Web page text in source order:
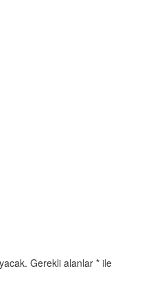
Gerekli alanlar * ile